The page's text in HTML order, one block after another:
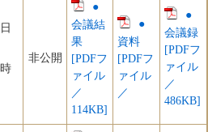
非公開
●
会議結
果
[PDFフ
ァイル
／
114KB]
●
資料
[PDFフ
ァイル
／
●
会議録
[PDFフ
ァイル
／
486KB]